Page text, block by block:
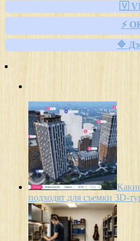
🇻
⚡
🔷
подходят для съемки 3D-